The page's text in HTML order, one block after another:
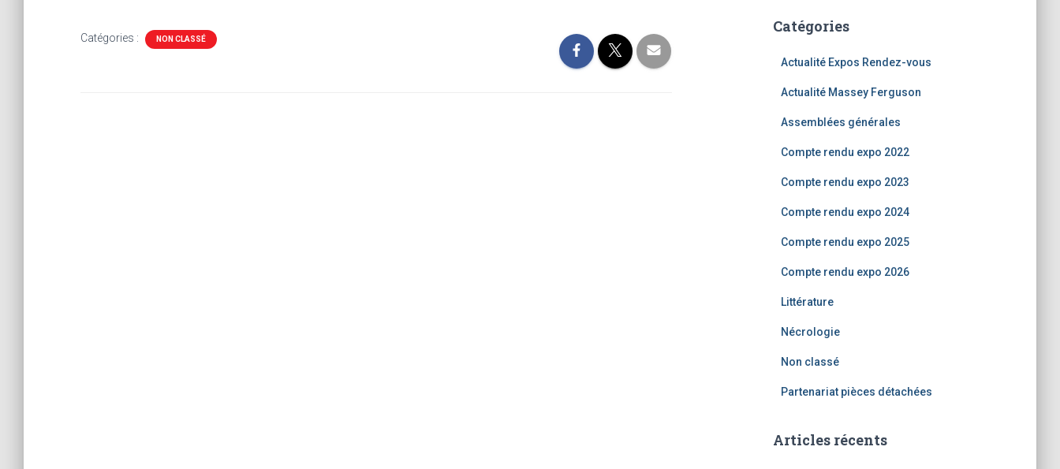
Catégories : NON CLASSÉ
h
Catégories
Actualité Expos Rendez-vous
Actualité Massey Ferguson
Assemblées générales
Compte rendu expo 2022
Compte rendu expo 2023
Compte rendu expo 2024
Compte rendu expo 2025
Compte rendu expo 2026
Littérature
Nécrologie
Non classé
Partenariat pièces détachées
Articles récents